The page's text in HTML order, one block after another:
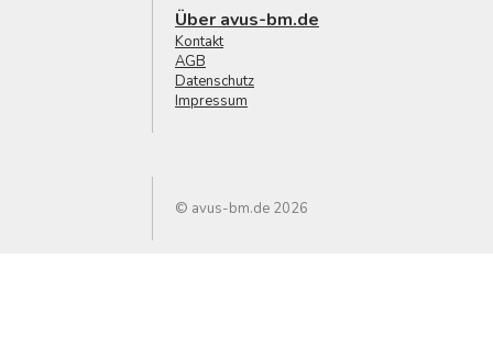
Über avus-bm.de
Kontakt
AGB
Datenschutz
Impressum
© avus-bm.de 2026